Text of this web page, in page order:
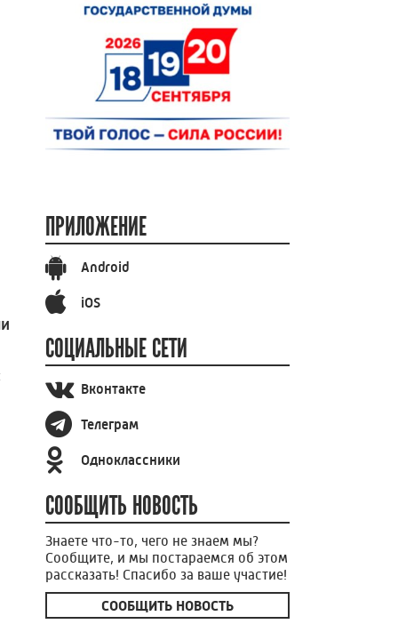
ПРИЛОЖЕНИЕ
Android
iOS
СОЦИАЛЬНЫЕ СЕТИ
Вконтакте
Телеграм
Одноклассники
СООБЩИТЬ НОВОСТЬ
Знаете что-то, чего не знаем мы?
Сообщите, и мы постараемся об этом
рассказать! Спасибо за ваше участие!
СООБЩИТЬ НОВОСТЬ